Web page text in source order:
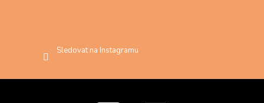
Sledovat na Instagramu